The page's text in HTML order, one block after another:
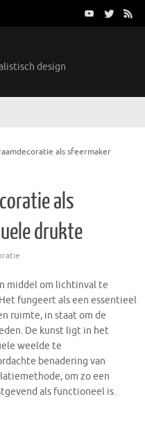
design
als sfeermaker
als
drukte
middel om lichtinval te
fungeert als een essentieel
ruimte, in staat om de
De kunst ligt in het
weelde te
benadering van
om zo een
als functioneel is.